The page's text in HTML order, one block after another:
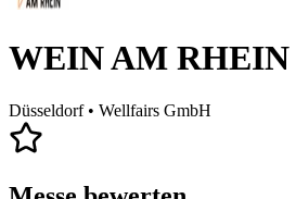
WEIN AM RHEIN
Düsseldorf • Wellfairs GmbH